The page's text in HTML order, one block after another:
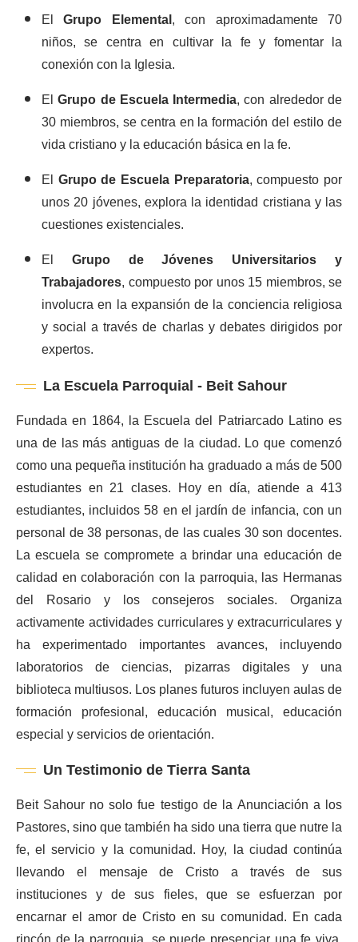
ElGrupo Elemental, con aproximadamente 70
niños, se centra en cultivar la fe y fomentar la
conexión con la Iglesia.
ElGrupo de Escuela Intermedia, con alrededor de
30 miembros, se centra en la formación del estilo de
vida cristiano y la educación básica en la fe.
El Grupo de Escuela Preparatoria, compuesto por
unos 20 jóvenes, explora la identidad cristiana y las
cuestiones existenciales.
El Grupo de Jóvenes Universitarios y
Trabajadores, compuesto por unos 15 miembros, se
involucra en la expansión de la conciencia religiosa
y social a través de charlas y debates dirigidos por
expertos.
La Escuela Parroquial - Beit Sahour
Fundada en 1864, la Escuela del Patriarcado Latino es
una de las más antiguas de la ciudad. Lo que comenzó
como una pequeña institución ha graduado a más de 500
estudiantes en 21 clases. Hoy en día, atiende a 413
estudiantes, incluidos 58 en el jardín de infancia, con un
personal de 38 personas, de las cuales 30 son docentes.
La escuela se compromete a brindar una educación de
calidad en colaboración con la parroquia, las Hermanas
del Rosario y los consejeros sociales. Organiza
activamente actividades curriculares y extracurriculares y
ha experimentado importantes avances, incluyendo
laboratorios de ciencias, pizarras digitales y una
biblioteca multiusos. Los planes futuros incluyen aulas de
formación profesional, educación musical, educación
especial y servicios de orientación.
Un Testimonio de Tierra Santa
Beit Sahour no solo fue testigo de la Anunciación a los
Pastores, sino que también ha sido una tierra que nutre la
fe, el servicio y la comunidad. Hoy, la ciudad continúa
llevando el mensaje de Cristo a través de sus
instituciones y de sus fieles, que se esfuerzan por
encarnar el amor de Cristo en su comunidad. En cada